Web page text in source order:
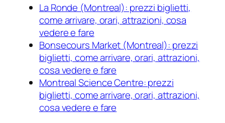
La Ronde (Montreal): prezzi biglietti,
come arrivare, orari, attrazioni, cosa
vedere e fare
Bonsecours Market (Montreal): prezzi
biglietti, come arrivare, orari, attrazioni,
cosa vedere e fare
Montreal Science Centre: prezzi
biglietti, come arrivare, orari, attrazioni,
cosa vedere e fare